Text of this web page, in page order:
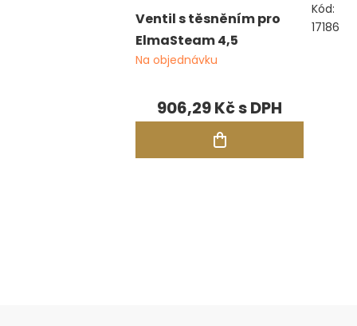
Ventil s těsněním pro
ElmaSteam 4,5
Na objednávku
906,29 Kč
Kód:
17186